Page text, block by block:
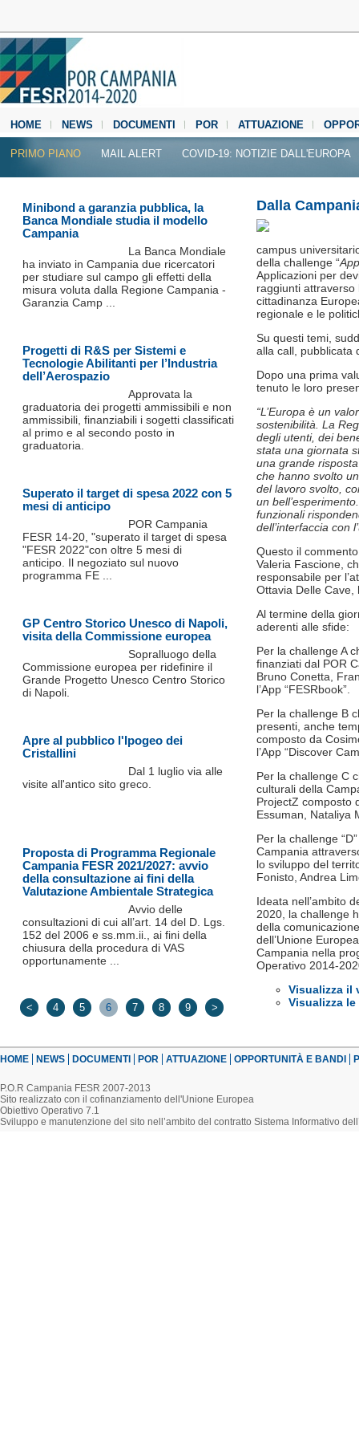
HOME NEWS DOCUMENTI POR ATTUAZIONE
MEDIA CENTER
PRIMO PIANO MAIL ALERT COVID-19: NOTIZIE DALL'EUROPA
Dalla
campus
della challenge “
Applicazioni per
raggiunti attraverso
cittadinanza
regionale e le
Su questi temi,
alla call, pubblicata
Dopo una prima
tenuto le loro
“L’Europa è un
sostenibilità. La
degli utenti, dei
stata una giornata
una grande
che hanno svolto
del lavoro svolto,
un
funzionali
dell’interfaccia con
Questo il
Valeria Fascione,
responsabile per
Ottavia Delle
Al termine della
aderenti alle sfide:
Per la challenge A
finanziati dal POR
Bruno Conetta,
l’App “FESRbook”.
Per la challenge B
presenti, anche
composto da
l’App “Discover
Per la challenge C
culturali della
ProjectZ composto
Essuman, Nataliya
Per la challenge
Campania
lo sviluppo del
Fonisto, Andrea
Ideata nell’ambito
2020, la challenge
della
dell’Unione
Campania nella
Operativo 2014-
Visualizza il
Visualizza
Minibond a garanzia pubblica, la
Banca Mondiale studia il modello
Campania
La Banca Mondiale
ha inviato in Campania due ricercatori
per studiare sul campo gli effetti della
misura voluta dalla Regione Campania -
Garanzia Camp ...
Progetti di R&S per Sistemi e
Tecnologie Abilitanti per l’Industria
dell’Aerospazio
Approvata la
graduatoria dei progetti ammissibili e non
ammissibili, finanziabili i sogetti classificati
al primo e al secondo posto in
graduatoria.
Superato il target di spesa 2022 con 5
mesi di anticipo
POR Campania
FESR 14-20, "superato il target di spesa
"FESR 2022"con oltre 5 mesi di
anticipo. Il negoziato sul nuovo
programma FE ...
GP Centro Storico Unesco di Napoli,
visita della Commissione europea
Sopralluogo della
Commissione europea per ridefinire il
Grande Progetto Unesco Centro Storico
di Napoli.
Apre al pubblico l'Ipogeo dei
Cristallini
Dal 1 luglio via alle
visite all'antico sito greco.
Proposta di Programma Regionale
Campania FESR 2021/2027: avvio
della consultazione ai fini della
Valutazione Ambientale Strategica
Avvio delle
consultazioni di cui all’art. 14 del D. Lgs.
152 del 2006 e ss.mm.ii., ai fini della
chiusura della procedura di VAS
opportunamente ...
< 4 5 6 7 8 9 >
HOME NEWS DOCUMENTI POR ATTUAZIONE OPPORTUNITÀ E BANDI
P.O.R Campania FESR 2007-2013
Sito realizzato con il cofinanziamento dell'Unione Europea
Obiettivo Operativo 7.1
Sviluppo e manutenzione del sito nell’ambito del contratto Sistema Informativo